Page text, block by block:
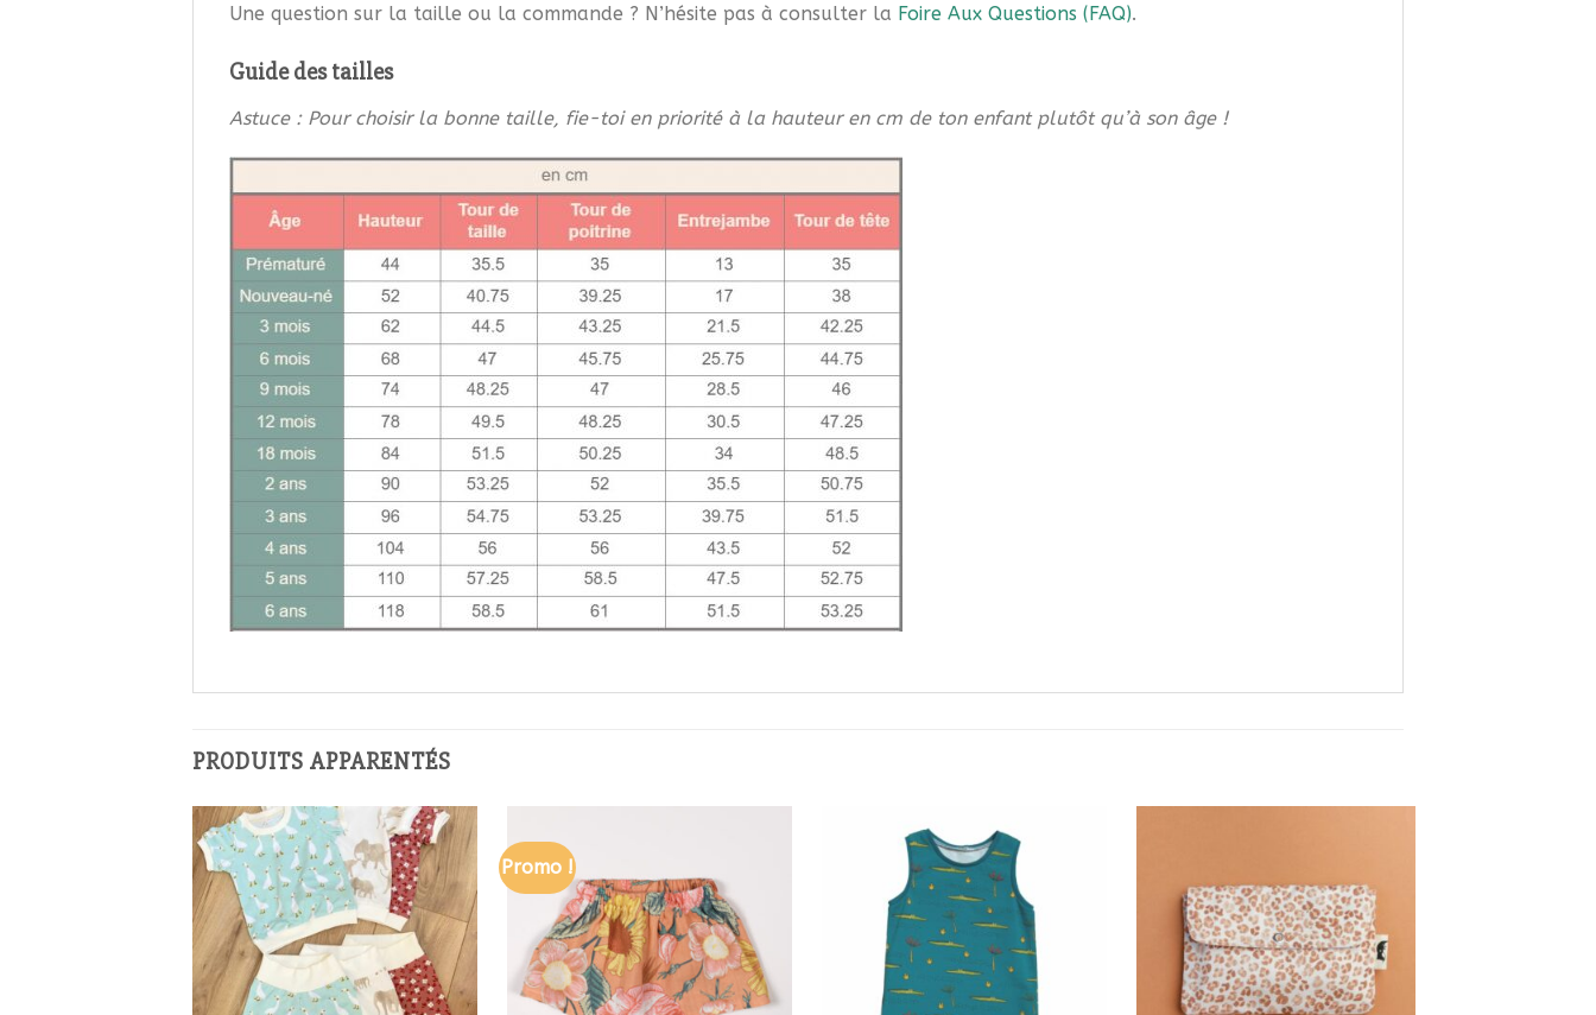
Une question sur la taille ou la commande ? N’hésite pas à consulter la Foire Aux Questions (FAQ).
Guide des tailles
Astuce : Pour choisir la bonne taille, fie-toi en priorité à la hauteur en cm de ton enfant plutôt qu’à son âge !
PRODUITS APPARENTÉS
Ajouter à
la liste
de
souhaits
Promo !
Ajouter à
la liste
de
souhaits
Ajouter à
la liste
de
souhaits
la liste
de
souhaits